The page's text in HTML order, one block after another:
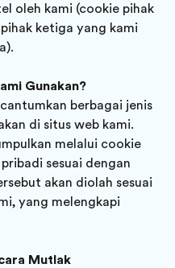
oleh kami (cookie pihak
ketiga yang kami
Gunakan?
berbagai jenis
di situs web kami.
melalui cookie
sesuai dengan
akan diolah sesuai
yang melengkapi
Mutlak